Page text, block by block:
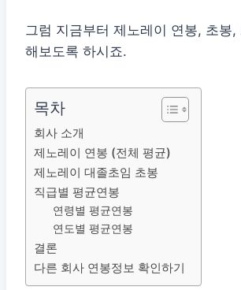
그럼 지금부터 제노레이 연봉, 초봉,
해보도록 하시죠.
목차
회사 소개
제노레이 연봉 (전체 평균)
제노레이 대졸초임 초봉
직급별 평균연봉
연령별 평균연봉
연도별 평균연봉
결론
다른 회사 연봉정보 확인하기